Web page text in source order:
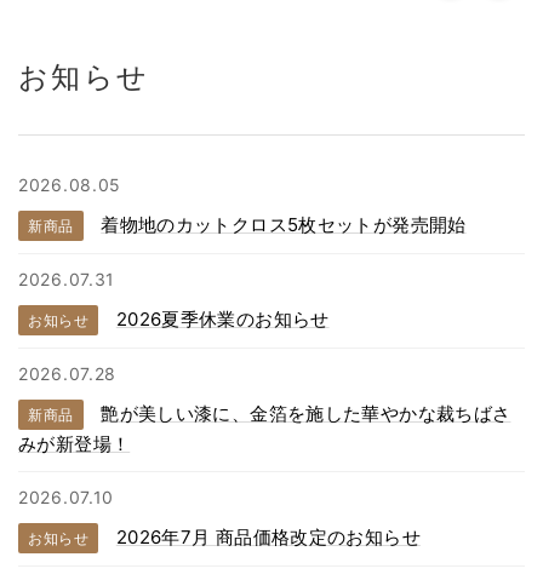
お知らせ
2026.08.05
新商品 着物地のカットクロス5枚セットが発売開始
2026.07.31
お知らせ 2026夏季休業のお知らせ
2026.07.28
新商品
艶が美しい漆に、金箔を施した華やかな裁ちばさ
みが新登場！
2026.07.10
お知らせ 2026年7月 商品価格改定のお知らせ